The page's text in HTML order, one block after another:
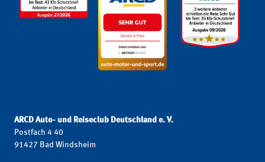
ARCD Auto- und Reiseclub Deutschland e. V.
Postfach 4 40
91427 Bad Windsheim